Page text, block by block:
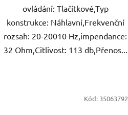
ovládání: Tlačítkové,Typ
konstrukce: Náhlavní,Frekvenční
rozsah: 20-20010 Hz,impendance:
32 Ohm,Citlivost: 113 db,Přenos...
Kód: 35063792